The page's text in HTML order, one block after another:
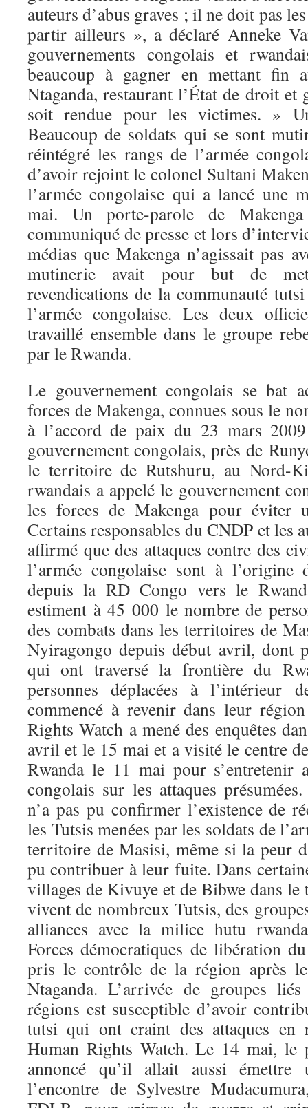
auteurs d’abus graves ; il ne doit pas
partir ailleurs », a déclaré Anneke
gouvernements congolais et
beaucoup à gagner en mettant fin
Ntaganda, restaurant l’État de droit et
soit rendue pour les victimes. »
Beaucoup de soldats qui se sont
réintégré les rangs de l’armée
d’avoir rejoint le colonel Sultani
l’armée congolaise qui a lancé une
mai. Un porte-parole de
communiqué de presse et lors
médias que Makenga n’agissait pas
mutinerie avait pour but de
revendications de la communauté
l’armée congolaise. Les deux
travaillé ensemble dans le groupe
par le Rwanda.
Le gouvernement congolais se bat
forces de Makenga, connues sous le
à l’accord de paix du 23 mars
gouvernement congolais, près de
le territoire de Rutshuru, au Nord-
rwandais a appelé le gouvernement
les forces de Makenga pour éviter
Certains responsables du CNDP et les
affirmé que des attaques contre des
l’armée congolaise sont à
depuis la RD Congo vers le
estiment à 45 000 le nombre de
des combats dans les territoires de
Nyiragongo depuis début avril, dont
qui ont traversé la frontière du
personnes déplacées à
commencé à revenir dans leur
Rights Watch a mené des enquêtes
avril et le 15 mai et a visité le centre
Rwanda le 11 mai pour s’entretenir
congolais sur les attaques
n’a pas pu confirmer l’existence de
les Tutsis menées par les soldats de
territoire de Masisi, même si la peur
pu contribuer à leur fuite. Dans
villages de Kivuye et de Bibwe dans
vivent de nombreux Tutsis, des
alliances avec la milice hutu
Forces démocratiques de libération
pris le contrôle de la région après
Ntaganda. L’arrivée de groupes
régions est susceptible d’avoir
tutsi qui ont craint des attaques en
Human Rights Watch. Le 14 mai, le
annoncé qu’il allait aussi émettre
l’encontre de Sylvestre